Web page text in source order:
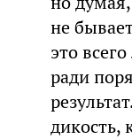
не
это
ради
дикость,